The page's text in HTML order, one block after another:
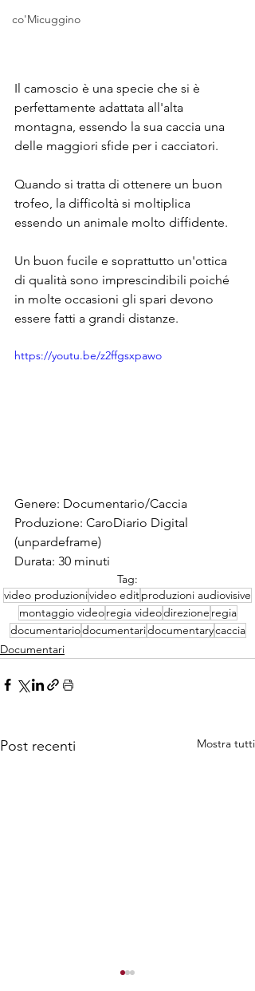
co'Micuggino
Il camoscio è una specie che si è
perfettamente adattata all'alta
montagna, essendo la sua caccia una
delle maggiori sfide per i cacciatori.
Quando si tratta di ottenere un buon
trofeo, la difficoltà si moltiplica
essendo un animale molto diffidente.
Un buon fucile e soprattutto un'ottica
di qualità sono imprescindibili poiché
in molte occasioni gli spari devono
essere fatti a grandi distanze.
https://youtu.be/z2ffgsxpawo
Genere: Documentario/Caccia
Produzione: CaroDiario Digital
(unpardeframe)
Durata: 30 minuti
Tag:
video produzionivideo editproduzioni audiovisive
montaggio videoregia videodirezione regia
documentariodocumentaridocumentarycaccia
Documentari
Post recenti Mostra tutti